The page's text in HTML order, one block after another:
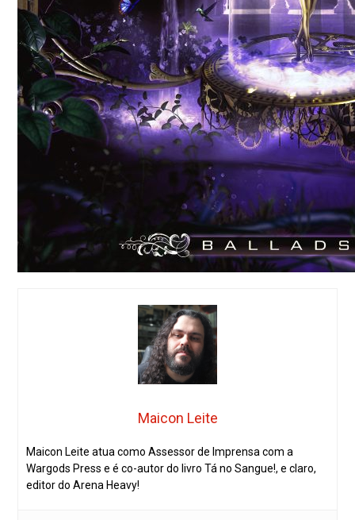
Maicon Leite
Maicon Leite atua como Assessor de Imprensa com a
Wargods Press e é co-autor do livro Tá no Sangue!, e claro,
editor do Arena Heavy!